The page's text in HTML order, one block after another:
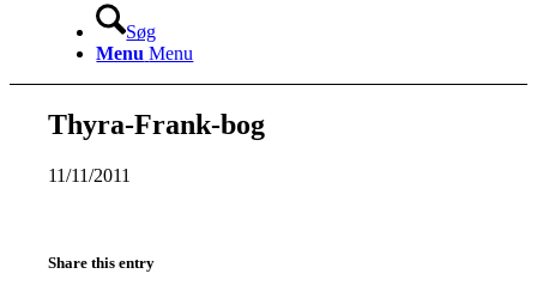
Søg
Menu Menu
Thyra-Frank-bog
11/11/2011
Share this entry